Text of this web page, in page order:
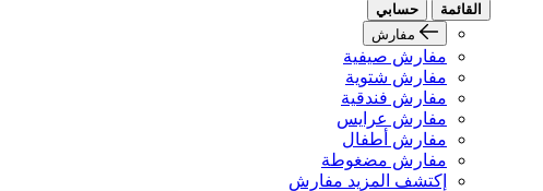
القائمة
حسابي
مفارش
مفارش صيفية
مفارش شتوية
مفارش فندقية
مفارش عرايس
مفارش أطفال
مفارش مضغوطة
إكتشف المزيد مفارش